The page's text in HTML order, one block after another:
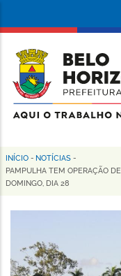
conteúdo
principal
da
Prefeitura
de
Horizonte
Trilha
de
navegação
INÍCIO - NOTÍCIAS -
PAMPULHA TEM OPERAÇÃO
DOMINGO, DIA 28